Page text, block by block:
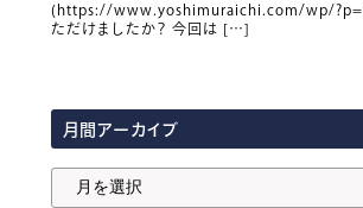
(https://www.yoshimuraichi.com/wp/
ただけましたか？ 今回は […]
月間アーカイブ